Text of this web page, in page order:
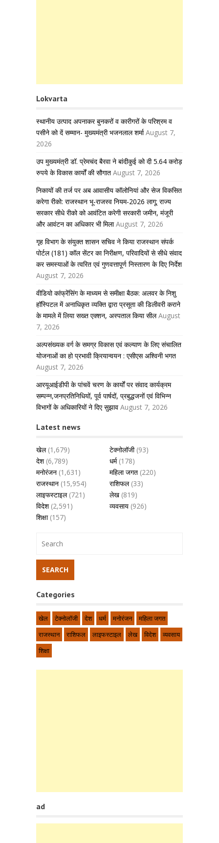
Lokvarta
स्थानीय उत्पाद अपनाकर बुनकरों व कारीगरों के परिश्रम व
पसीने को दें सम्मान- मुख्यमंत्री भजनलाल शर्मा August 7,
2026
उप मुख्यमंत्री डॉ. प्रेमचंद बैरवा ने बांदीकुई को दी 5.64 करोड़
रुपये के विकास कार्यों की सौगात August 7, 2026
निकायों की तर्ज पर अब आवासीय कॉलोनियां और सेज विकसित
करेगा रीको: राजस्थान भू-राजस्व नियम-2026 लागू; राज्य
सरकार सीधे रीको को आवंटित करेगी सरकारी जमीन, मंजूरी
और आवंटन का अधिकार भी मिला August 7, 2026
गृह विभाग के संयुक्त शासन सचिव ने किया राजस्थान संपर्क
पोर्टल (181) कॉल सेंटर का निरीक्षण, परिवादियों से सीधे संवाद
कर समस्याओं के त्वरित एवं गुणवत्तापूर्ण निस्तारण के दिए निर्देश
August 7, 2026
वीडियो कांफ्रेंसिंग के माध्यम से समीक्षा बैठक: अलवर के निशु
हॉस्पिटल में अनाधिकृत व्यक्ति द्वारा प्रसूता की डिलीवरी कराने
के मामले में लिया सख्त एक्शन, अस्पताल किया सील August
7, 2026
अल्पसंख्यक वर्ग के समग्र विकास एवं कल्याण के लिए संचालित
योजनाओं का हो प्रभावी क्रियान्वयन : एसीएस अश्विनी भगत
August 7, 2026
आरयूआईडीपी के पांचवें चरण के कार्यों पर संवाद कार्यक्रम
सम्पन्न,जनप्रतिनिधियों, पूर्व पार्षदों, प्रबुद्धजनों एवं विभिन्न
विभागों के अधिकारियों ने दिए सुझाव August 7, 2026
Latest news
खेल(1,679) टेक्नोलॉजी(93)
देश(6,789) धर्म(178)
मनोरंजन (1,631) महिला जगत (220)
राजस्थान (15,954) राशिफल(33)
लाइफस्टाइल(721) लेख (819)
विदेश(2,591) व्यवसाय (926)
शिक्षा(157)
Categories
खेल टेक्नोलॉजी देश धर्म मनोरंजन
महिला जगत
राजस्थान
राशिफल लाइफस्टाइल लेख विदेश
व्यवसाय
शिक्षा
ad